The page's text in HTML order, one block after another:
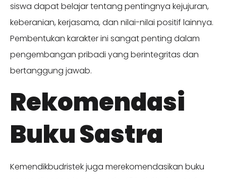
siswa dapat belajar tentang pentingnya kejujuran,
keberanian, kerjasama, dan nilai-nilai positif lainnya.
Pembentukan karakter ini sangat penting dalam
pengembangan pribadi yang berintegritas dan
bertanggung jawab.
Rekomendasi
Buku Sastra
Kemendikbudristek juga merekomendasikan buku